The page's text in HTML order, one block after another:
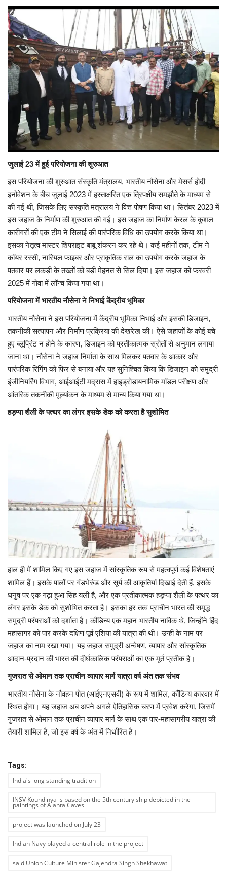
जुलाई 23 में हुई परियोजना की शुरुआत
इस परियोजना की शुरुआत संस्कृति मंत्रालय, भारतीय नौसेना और मेसर्स होदी
इनोवेशन के बीच जुलाई 2023 में हस्ताक्षरित एक त्रिपक्षीय समझौते के माध्यम से
की गई थी, जिसके लिए संस्कृति मंत्रालय ने वित्त पोषण किया था। सितंबर 2023 में
इस जहाज के निर्माण की शुरुआत की गई। इस जहाज का निर्माण केरल के कुशल
कारीगरों की एक टीम ने सिलाई की पारंपरिक विधि का उपयोग करके किया था।
इसका नेतृत्व मास्टर शिपराइट बाबू शंकरन कर रहे थे। कई महीनों तक, टीम ने
कॉयर रस्सी, नारियल फाइबर और प्राकृतिक राल का उपयोग करके जहाज के
पतवार पर लकड़ी के तख्तों को बड़ी मेहनत से सिल दिया। इस जहाज को फरवरी
2025 में गोवा में लॉन्च किया गया था।
परियोजना में भारतीय नौसेना ने निभाई केंद्रीय भूमिका
भारतीय नौसेना ने इस परियोजना में केंद्रीय भूमिका निभाई और इसकी डिजाइन,
तकनीकी सत्यापन और निर्माण प्रक्रिया की देखरेख की। ऐसे जहाजों के कोई बचे
हुए ब्लूप्रिंट न होने के कारण, डिजाइन को प्रतीकात्मक स्रोतों से अनुमान लगाया
जाना था। नौसेना ने जहाज निर्माता के साथ मिलकर पतवार के आकार और
पारंपरिक रिगिंग को फिर से बनाया और यह सुनिश्चित किया कि डिजाइन को समुद्री
इंजीनियरिंग विभाग, आईआईटी मद्रास में हाइड्रोडायनामिक मॉडल परीक्षण और
आंतरिक तकनीकी मूल्यांकन के माध्यम से मान्य किया गया था।
हड़प्पा शैली के पत्थर का लंगर इसके डेक को करता है सुशोभित
हाल ही में शामिल किए गए इस जहाज में सांस्कृतिक रूप से महत्वपूर्ण कई विशेषताएं
शामिल हैं। इसके पालों पर गंडभेरुंड और सूर्य की आकृतियां दिखाई देती हैं, इसके
धनुष पर एक गढ़ा हुआ सिंह यली है, और एक प्रतीकात्मक हड़प्पा शैली के पत्थर का
लंगर इसके डेक को सुशोभित करता है। इसका हर तत्व प्राचीन भारत की समृद्ध
समुद्री परंपराओं को दर्शाता है। कौंडिन्य एक महान भारतीय नाविक थे, जिन्होंने हिंद
महासागर को पार करके दक्षिण पूर्व एशिया की यात्रा की थी। उन्हीं के नाम पर
जहाज का नाम रखा गया। यह जहाज समुद्री अन्वेषण, व्यापार और सांस्कृतिक
आदान-प्रदान की भारत की दीर्घकालिक परंपराओं का एक मूर्त प्रतीक है।
गुजरात से ओमान तक प्राचीन व्यापार मार्ग यात्रा वर्ष अंत तक संभव
भारतीय नौसेना के नौवहन पोत (आईएनएसवी) के रूप में शामिल, कौंडिन्य कारवार में
स्थित होगा। यह जहाज अब अपने अगले ऐतिहासिक चरण में प्रवेश करेगा, जिसमें
गुजरात से ओमान तक प्राचीन व्यापार मार्ग के साथ एक पार-महासागरीय यात्रा की
तैयारी शामिल है, जो इस वर्ष के अंत में निर्धारित है।
Tags:
India's long standing tradition
INSV Koundinya is based on the 5th century ship depicted in the
paintings of Ajanta Caves
project was launched on July 23
Indian Navy played a central role in the project
said Union Culture Minister Gajendra Singh Shekhawat